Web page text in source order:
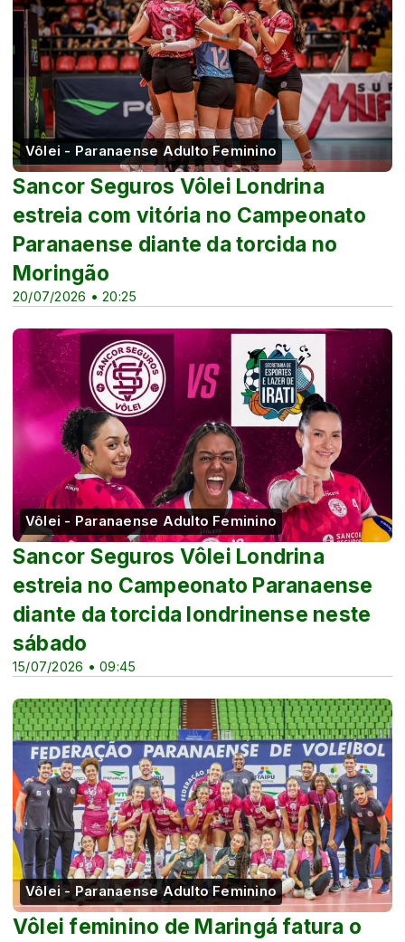
Vôlei - Paranaense Adulto Feminino
20/07/2026 • 20:25
Sancor Seguros Vôlei Londrina
estreia com vitória no Campeonato
Paranaense diante da torcida no
Moringão
Vôlei - Paranaense Adulto Feminino
15/07/2026 • 09:45
Sancor Seguros Vôlei Londrina
estreia no Campeonato Paranaense
diante da torcida londrinense neste
sábado
Vôlei - Paranaense Adulto Feminino
Vôlei feminino de Maringá fatura o